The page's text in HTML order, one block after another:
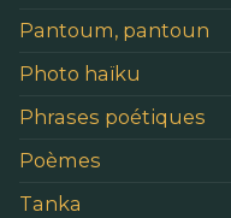
Pantoum, pantoun
Photo haïku
Phrases poétiques
Poèmes
Tanka